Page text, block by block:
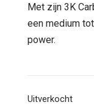
Met zijn 3K
een medium
power.
Uitverkocht